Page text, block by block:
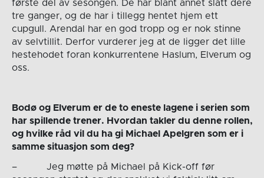
første del av sesongen. De har blant annet slått dere
tre ganger, og de har i tillegg hentet hjem ett
cupgull. Arendal har en god tropp og er nok stinne
av selvtillit. Derfor vurderer jeg at de ligger det lille
hestehodet foran konkurrentene Haslum, Elverum og
oss.
Bodø og Elverum er de to eneste lagene i serien som
har spillende trener. Hvordan takler du denne rollen,
og hvilke råd vil du ha gi Michael Apelgren som er i
samme situasjon som deg?
– Jeg møtte på Michael på Kick-off før